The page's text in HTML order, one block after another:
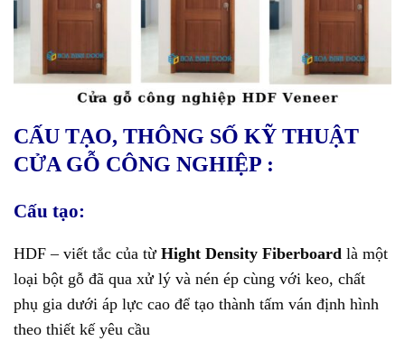
CẤU TẠO, THÔNG SỐ KỸ THUẬT
CỬA GỖ CÔNG NGHIỆP :
Cấu tạo:
HDF – viết tắc của từ Hight Density Fiberboard là một
loại bột gỗ đã qua xử lý và nén ép cùng với keo, chất
phụ gia dưới áp lực cao để tạo thành tấm ván định hình
theo thiết kế yêu cầu